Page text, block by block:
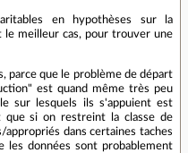
en hypothèses sur la
le meilleur cas, pour trouver une
parce que le problème de départ
est quand même très peu
sur lesquels ils s'appuient est
que si on restreint la classe de
appropriés dans certaines taches
les données sont probablement